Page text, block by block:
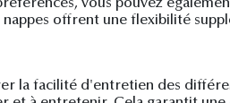
vous pouvez
offrent une flexibilité
la facilité d'entretien des